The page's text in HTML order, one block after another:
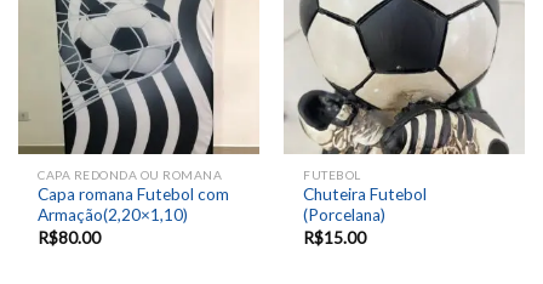
CAPA REDONDA OU ROMANA
Capa romana Futebol com
Armação(2,20×1,10)
R$80.00
FUTEBOL
Chuteira Futebol
(Porcelana)
R$15.00